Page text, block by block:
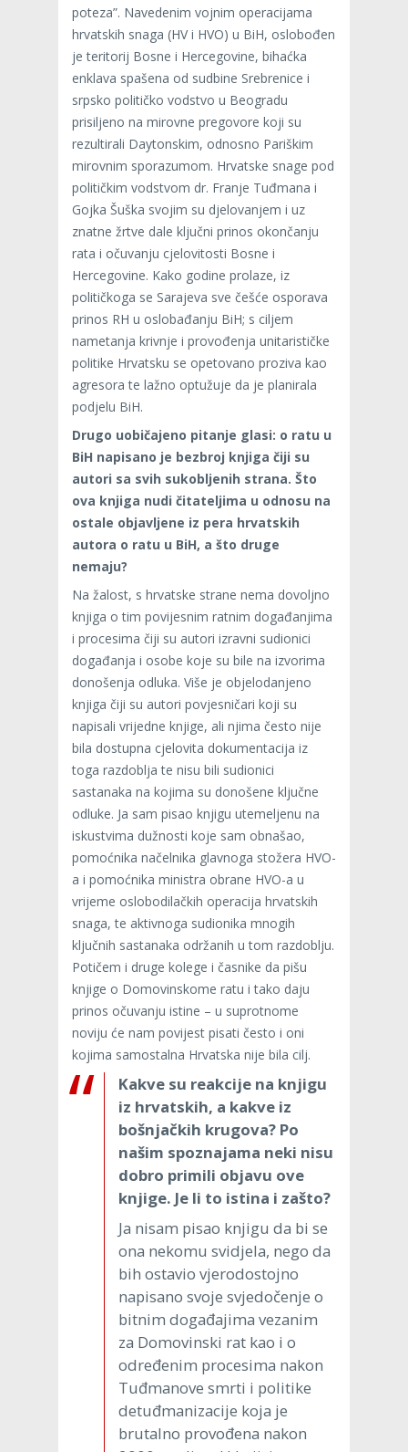
poteza”. Navedenim vojnim operacijama
hrvatskih snaga (HV i HVO) u BiH, oslobođen
je teritorij Bosne i Hercegovine, bihaćka
enklava spašena od sudbine Srebrenice i
srpsko političko vodstvo u Beogradu
prisiljeno na mirovne pregovore koji su
rezultirali Daytonskim, odnosno Pariškim
mirovnim sporazumom. Hrvatske snage pod
političkim vodstvom dr. Franje Tuđmana i
Gojka Šuška svojim su djelovanjem i uz
znatne žrtve dale ključni prinos okončanju
rata i očuvanju cjelovitosti Bosne i
Hercegovine. Kako godine prolaze, iz
političkoga se Sarajeva sve češće osporava
prinos RH u oslobađanju BiH; s ciljem
nametanja krivnje i provođenja unitarističke
politike Hrvatsku se opetovano proziva kao
agresora te lažno optužuje da je planirala
podjelu BiH.
Drugo uobičajeno pitanje glasi: o ratu u
BiH napisano je bezbroj knjiga čiji su
autori sa svih sukobljenih strana. Što
ova knjiga nudi čitateljima u odnosu na
ostale objavljene iz pera hrvatskih
autora o ratu u BiH, a što druge
nemaju?
Na žalost, s hrvatske strane nema dovoljno
knjiga o tim povijesnim ratnim događanjima
i procesima čiji su autori izravni sudionici
događanja i osobe koje su bile na izvorima
donošenja odluka. Više je objelodanjeno
knjiga čiji su autori povjesničari koji su
napisali vrijedne knjige, ali njima često nije
bila dostupna cjelovita dokumentacija iz
toga razdoblja te nisu bili sudionici
sastanaka na kojima su donošene ključne
odluke. Ja sam pisao knjigu utemeljenu na
iskustvima dužnosti koje sam obnašao,
pomoćnika načelnika glavnoga stožera HVO-
a i pomoćnika ministra obrane HVO-a u
vrijeme oslobodilačkih operacija hrvatskih
snaga, te aktivnoga sudionika mnogih
ključnih sastanaka održanih u tom razdoblju.
Potičem i druge kolege i časnike da pišu
knjige o Domovinskome ratu i tako daju
prinos očuvanju istine – u suprotnome
noviju će nam povijest pisati često i oni
kojima samostalna Hrvatska nije bila cilj.
Kakve su reakcije na knjigu
iz hrvatskih, a kakve iz
bošnjačkih krugova? Po
našim spoznajama neki nisu
dobro primili objavu ove
knjige. Je li to istina i zašto?
Ja nisam pisao knjigu da bi se
ona nekomu svidjela, nego da
bih ostavio vjerodostojno
napisano svoje svjedočenje o
bitnim događajima vezanim
za Domovinski rat kao i o
određenim procesima nakon
Tuđmanove smrti i politike
detuđmanizacije koja je
brutalno provođena nakon